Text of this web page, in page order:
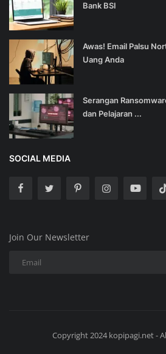
Bank BSI
Awas! Email Palsu
Uang Anda
Serangan
dan Pelajaran ...
SOCIAL MEDIA
Join Our Newsletter
Copyright 2024 kopipagi.net -